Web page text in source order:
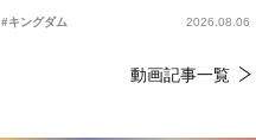
の“キングダムキャンプ”開催
#キングダム 2026.08.06
動画記事一覧